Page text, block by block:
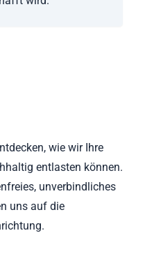
wie wir Ihre
entlasten können.
unverbindliches
uns auf die